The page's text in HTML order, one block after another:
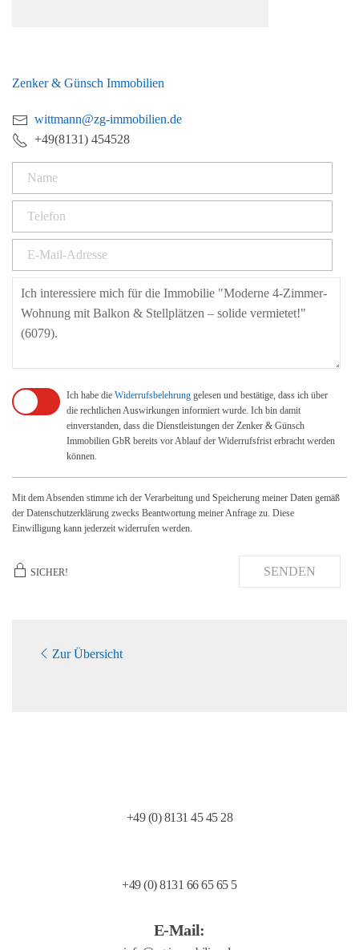
Zenker & Günsch Immobilien
wittmann@zg-immobilien.de
+49(8131) 454528
Ich habe die Widerrufsbelehrung gelesen und bestätige, dass ich über
die rechtlichen Auswirkungen informiert wurde. Ich bin damit
einverstanden, dass die Dienstleistungen der Zenker & Günsch
Immobilien GbR bereits vor Ablauf der Widerrufsfrist erbracht werden
können.
Mit dem Absenden stimme ich der Verarbeitung und Speicherung meiner Daten gemäß
der Datenschutzerklärung zwecks Beantwortung meiner Anfrage zu. Diese
Einwilligung kann jederzeit widerrufen werden.
SICHER! SENDEN
Zur Übersicht
+49 (0) 8131 45 45 28
+49 (0) 8131 66 65 65 5
E-Mail: